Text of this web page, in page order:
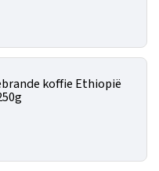
koffie Ethiopië